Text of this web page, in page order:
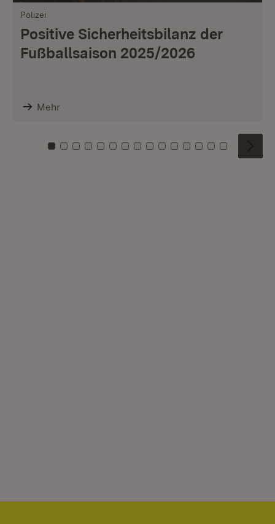
Polizei
Positive Sicherheitsbilanz der
Fußballsaison 2025/2026
Mehr
Zu Kachel: 0
Zu Kachel: 1
Zu Kachel: 2
Zu Kachel: 3
Zu Kachel: 4
Zu Kachel: 5
Zu Kachel: 6
Zu Kachel: 7
Zu Kachel: 8
Zu Kachel: 9
Zu Kachel: 10
Zu Kachel: 11
Zu Kachel: 12
Zu Kachel:
Zu